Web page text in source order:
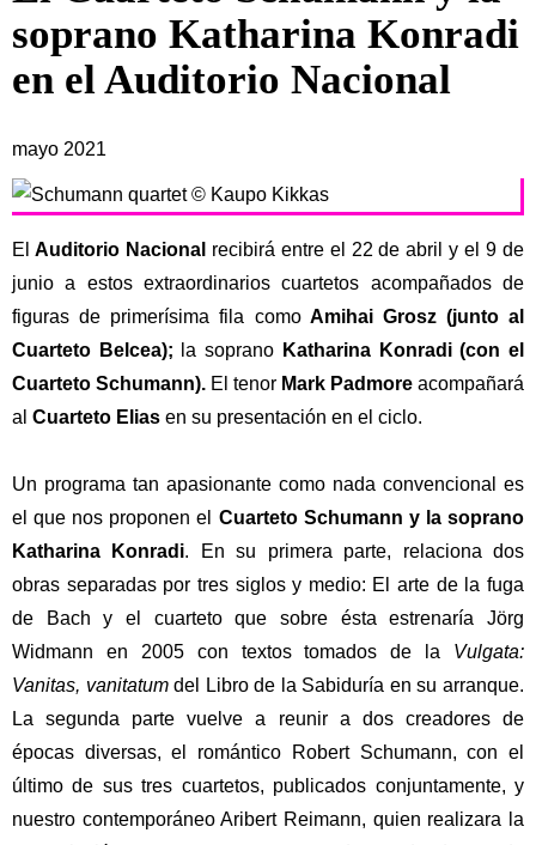
soprano Katharina Konradi
en el Auditorio Nacional
mayo 2021
El Auditorio Nacional recibirá entre el 22 de abril y el 9 de
junio a estos extraordinarios cuartetos acompañados de
figuras de primerísima fila comoAmihai Grosz (junto al
Cuarteto Belcea);
la soprano Katharina Konradi (con el
Cuarteto Schumann). El tenor Mark Padmore acompañará
al Cuarteto Elias en su presentación en el ciclo.
Un programa tan apasionante como nada convencional es
el que nos proponen el Cuarteto Schumann y la soprano
Katharina Konradi. En su primera parte, relaciona dos
obras separadas por tres siglos y medio: El arte de la fuga
de Bach y el cuarteto que sobre ésta estrenaría Jörg
Widmann en 2005 con textos tomados de la Vulgata:
Vanitas, vanitatumdel Libro de la Sabiduría en su arranque.
La segunda parte vuelve a reunir a dos creadores de
épocas diversas, el romántico Robert Schumann, con el
último de sus tres cuartetos, publicados conjuntamente, y
nuestro contemporáneo Aribert Reimann, quien realizara la